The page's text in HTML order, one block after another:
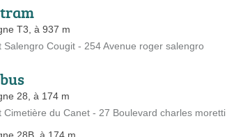
T3, à 937 m
Salengro Cougit - 254 Avenue roger salengro
28, à 174 m
Cimetière du Canet - 27 Boulevard charles moretti
28B, à 174 m